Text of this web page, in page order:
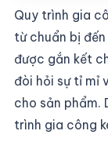
Quy trình gia
từ chuẩn bị
được gắn kết
đòi hỏi sự tỉ mỉ
cho sản
trình gia công